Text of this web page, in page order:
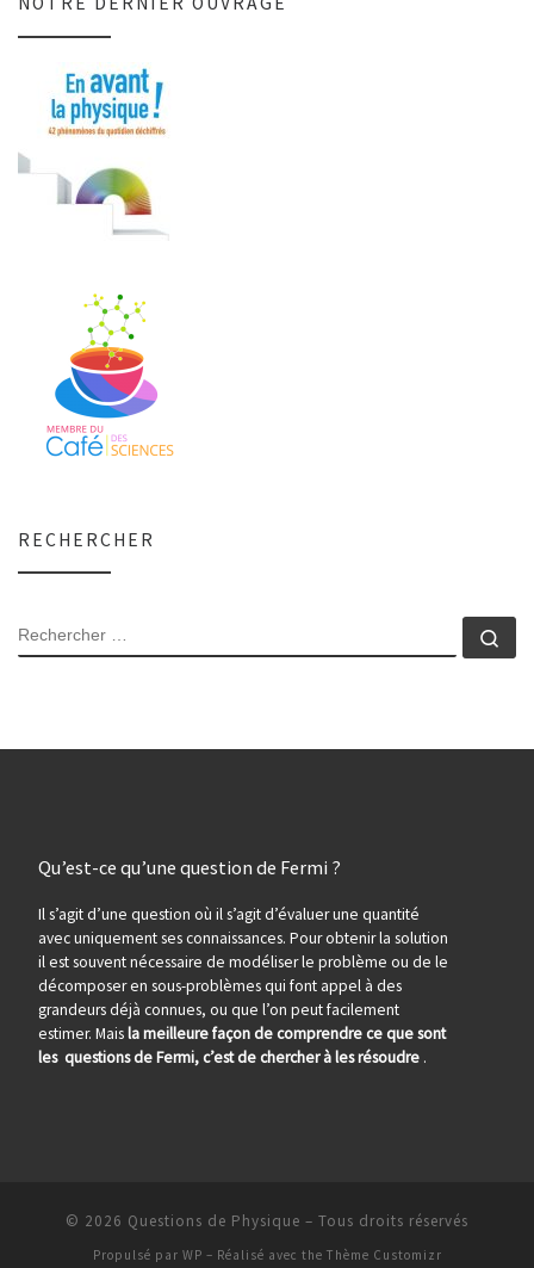
RECHERCHER
RECHERCHER
Qu’est-ce qu’une question de Fermi ?
Il s’agit d’une question où il s’agit d’évaluer une quantité
avec uniquement ses connaissances. Pour obtenir la solution
il est souvent nécessaire de modéliser le problème ou de le
décomposer en sous-problèmes qui font appel à des
grandeurs déjà connues, ou que l’on peut facilement
estimer. Maisla meilleure façon de comprendre ce que sont
les questions de Fermi, c’est de chercher à les résoudre.
© 2026 Questions de Physique – Tous droits réservés
Propulsé par WP – Réalisé avec the Thème Customizr